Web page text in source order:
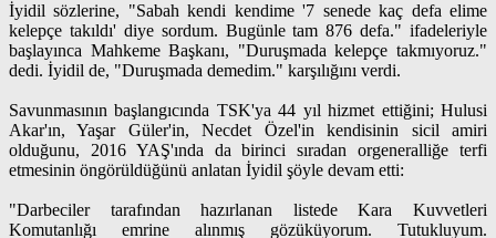
İyidil sözlerine, "Sabah kendi kendime '7 senede kaç defa elime
kelepçe takıldı' diye sordum. Bugünle tam 876 defa." ifadeleriyle
başlayınca Mahkeme Başkanı, "Duruşmada kelepçe takmıyoruz."
dedi. İyidil de, "Duruşmada demedim." karşılığını verdi.
Savunmasının başlangıcında TSK'ya 44 yıl hizmet ettiğini; Hulusi
Akar'ın, Yaşar Güler'in, Necdet Özel'in kendisinin sicil amiri
olduğunu, 2016 YAŞ'ında da birinci sıradan orgeneralliğe terfi
etmesinin öngörüldüğünü anlatan İyidil şöyle devam etti:
"Darbeciler tarafından hazırlanan listede Kara Kuvvetleri
Komutanlığı emrine alınmış gözüküyorum. Tutukluyum.